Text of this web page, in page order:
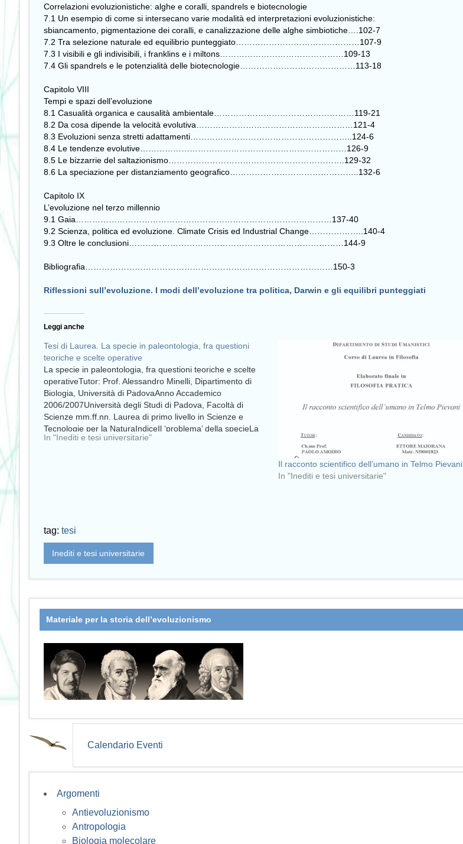
Correlazioni evoluzionistiche: alghe e coralli, spandrels e biotecnologie
7.1 Un esempio di come si intersecano varie modalità ed interpretazioni evoluzionistiche:
sbiancamento, pigmentazione dei coralli, e canalizzazione delle alghe simbiotiche….102-7
7.2 Tra selezione naturale ed equilibrio punteggiato………………………………………107-9
7.3 I visibili e gli indivisibili, i franklins e i miltons………………………………………109-13
7.4 Gli spandrels e le potenzialità delle biotecnologie……………………………………113-18
Capitolo VIII
Tempi e spazi dell’evoluzione
8.1 Casualità organica e causalità ambientale……………………………………………119-21
8.2 Da cosa dipende la velocità evolutiva…………………………………………………121-4
8.3 Evoluzioni senza stretti adattamenti…………………………………………………..124-6
8.4 Le tendenze evolutive…………………………………………………………………126-9
8.5 Le bizzarrie del saltazionismo……………………………………………………….129-32
8.6 La speciazione per distanziamento geografico………………………………………..132-6
Capitolo IX
L’evoluzione nel terzo millennio
9.1 Gaia…………………………………………………………………………………137-40
9.2 Scienza, politica ed evoluzione. Climate Crisis ed Industrial Change………………..140-4
9.3 Oltre le conclusioni……………………………………………………………………144-9
Bibliografia………………………………………………………………………………150-3
Riflessioni sull’evoluzione. I modi dell’evoluzione tra politica, Darwin e gli equilibri punteggiati
Leggi anche
Tesi di Laurea. La specie in paleontologia, fra questioni
teoriche e scelte operative
La specie in paleontologia, fra questioni teoriche e scelte
operativeTutor: Prof. Alessandro Minelli, Dipartimento di
Biologia, Università di PadovaAnno Accademico
2006/2007Università degli Studi di Padova, Facoltà di
Scienze mm.ff.nn. Laurea di primo livello in Scienze e
Tecnologie per la NaturaIndiceIl ‘problema’ della specieLa
specie: concetti e definizioniLa specie in
In "Inediti e tesi universitarie"
Il racconto scientifico dell’umano in Telmo Pievani
In "Inediti e tesi universitarie"
tag: tesi
Inediti e tesi universitarie
Materiale per la storia dell’evoluzionismo
Calendario Eventi
Argomenti
Antievoluzionismo
Antropologia
Biologia molecolare